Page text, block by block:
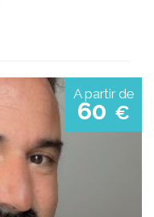
A partir de
60 €